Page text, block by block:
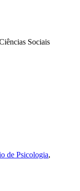
Sociais
de Psicologia,